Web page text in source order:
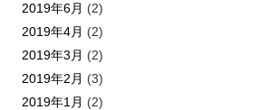
2019年6月 (2)
2019年4月 (2)
2019年3月 (2)
2019年2月 (3)
2019年1月 (2)